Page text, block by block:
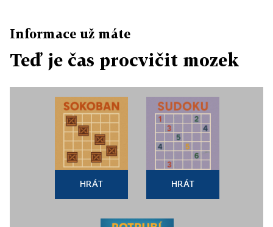
Informace už máte
Teď je čas procvičit mozek
HRÁT HRÁT